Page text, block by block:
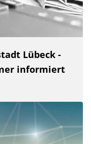
Lübeck -
informiert